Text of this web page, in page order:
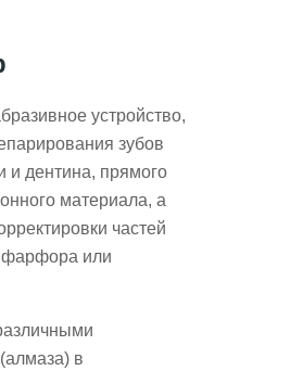
устройство,
зубов
и дентина, прямого
материала, а
частей
фарфора или
в